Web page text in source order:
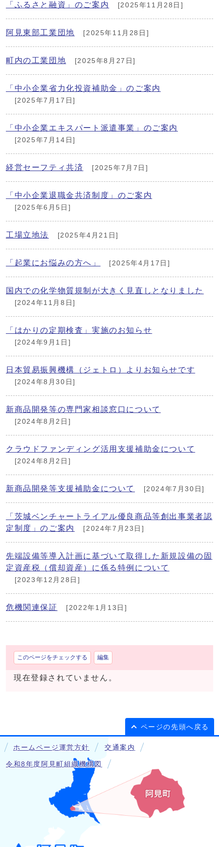
「ふるさと融資」のご案内 [2025年11月28日]
阿見東部工業団地 [2025年11月28日]
町内の工業団地 [2025年8月27日]
「中小企業省力化投資補助金」のご案内
[2025年7月17日]
「中小企業エキスパート派遣事業」のご案内
[2025年7月14日]
経営セーフティ共済 [2025年7月7日]
「中小企業退職金共済制度」のご案内
[2025年6月5日]
工場立地法 [2025年4月21日]
「起業にお悩みの方へ」 [2025年4月17日]
国内での化学物質規制が大きく見直しとなりました
[2024年11月8日]
「はかりの定期検査」実施のお知らせ
[2024年9月1日]
日本貿易振興機構（ジェトロ）よりお知らせです
[2024年8月30日]
新商品開発等の専門家相談窓口について
[2024年8月2日]
クラウドファンディング活用支援補助金について
[2024年8月2日]
新商品開発等支援補助金について [2024年7月30日]
「茨城ベンチャートライアル優良商品等創出事業者認
定制度」のご案内
[2024年7月23日]
先端設備等導入計画に基づいて取得した新規設備の固
定資産税（償却資産）に係る特例について
[2023年12月28日]
危機関連保証 [2022年1月13日]
このページをチェックする 編集
現在登録されていません。
ページの先頭へ戻る
ホームページ運営方針 交通案内
令和8年度阿見町組織機構図